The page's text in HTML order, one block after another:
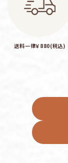
送料一律￥880(税込)